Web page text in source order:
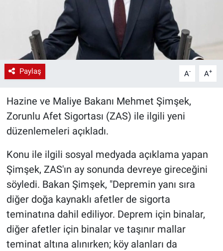
Paylaş A- A+
Hazine ve Maliye Bakanı Mehmet Şimşek,
Zorunlu Afet Sigortası (ZAS) ile ilgili yeni
düzenlemeleri açıkladı.
Konu ile ilgili sosyal medyada açıklama yapan
Şimşek, ZAS'ın ay sonunda devreye gireceğini
söyledi. Bakan Şimşek, "Depremin yanı sıra
diğer doğa kaynaklı afetler de sigorta
teminatına dahil ediliyor. Deprem için binalar,
diğer afetler için binalar ve taşınır mallar
teminat altına alınırken; köy alanları da